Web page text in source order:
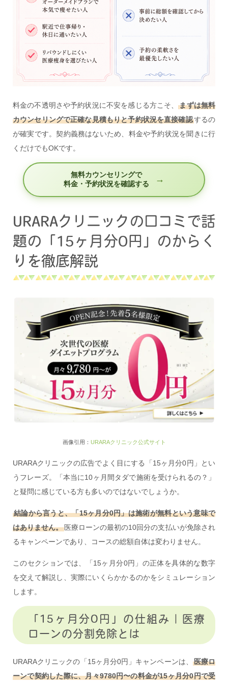
料金の不透明さや予約状況に不安を感じる方こそ、まずは無料
カウンセリングで正確な見積もりと予約状況を直接確認するの
が確実です。契約義務はないため、料金や予約状況を聞きに行
くだけでもOKです。
無料カウンセリングで
料金・予約状況を確認する
URARAクリニックの口コミで話
題の「15ヶ月分0円」のからく
りを徹底解説
画像引用： URARAクリニック公式サイト
URARAクリニックの広告でよく目にする「15ヶ月分0円」とい
うフレーズ。「本当に10ヶ月間タダで施術を受けられるの？」
と疑問に感じている方も多いのではないでしょうか。
結論から言うと、「15ヶ月分0円」は施術が無料という意味で
はありません。医療ローンの最初の10回分の支払いが免除され
るキャンペーンであり、コースの総額自体は変わりません。
このセクションでは、「15ヶ月分0円」の正体を具体的な数字
を交えて解説し、実際にいくらかかるのかをシミュレーション
します。
「15ヶ月分0円」の仕組み｜医療
ローンの分割免除とは
URARAクリニックの「15ヶ月分0円」キャンペーンは、
医療ロ
ーンで契約した際に、月々9780円〜の料金が15ヶ月分0円で受